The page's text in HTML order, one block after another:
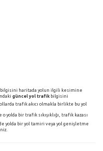
bilgisini haritada yolun ilgili kesimine
güncel yol trafik bilgisini
trafik akıcı olmakla birlikte bu yol
yolda bir trafik sıkışıklığı, trafik kazası
yolda bir yol tamiri veya yol genişletme